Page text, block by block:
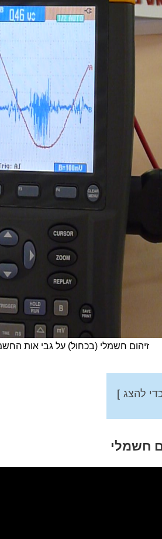
זיהום חשמלי (בכחול) על גבי אות
להצג
חשמלי